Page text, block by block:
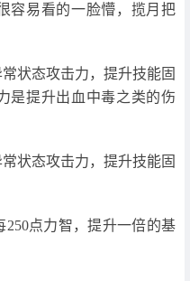
容易看的一脸懵，揽月把
状态攻击力，提升技能固
是提升出血中毒之类的伤
状态攻击力，提升技能固
点力智，提升一倍的基